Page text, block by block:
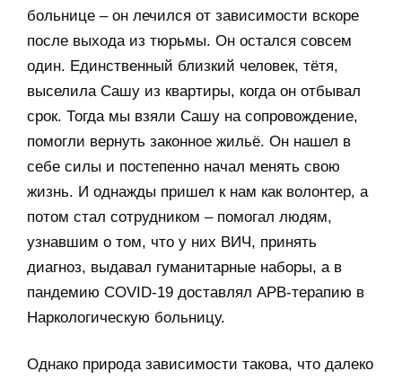
больнице – он лечился от зависимости вскоре
после выхода из тюрьмы. Он остался совсем
один. Единственный близкий человек, тётя,
выселила Сашу из квартиры, когда он отбывал
срок. Тогда мы взяли Сашу на сопровождение,
помогли вернуть законное жильё. Он нашел в
себе силы и постепенно начал менять свою
жизнь. И однажды пришел к нам как волонтер, а
потом стал сотрудником – помогал людям,
узнавшим о том, что у них ВИЧ, принять
диагноз, выдавал гуманитарные наборы, а в
пандемию COVID-19 доставлял АРВ-терапию в
Наркологическую больницу.
Однако природа зависимости такова, что далеко